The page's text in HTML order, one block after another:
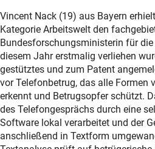
Vincent Nack (19) aus Bayern
Kategorie Arbeitswelt den
Bundesforschungsministerin für
diesem Jahr erstmalig verliehen
gestütztes und zum Patent
vor Telefonbetrug, das alle Formen
erkennt und Betrugsopfer schützt.
des Telefongesprächs durch eine
Software lokal verarbeitet und der
anschließend in Textform